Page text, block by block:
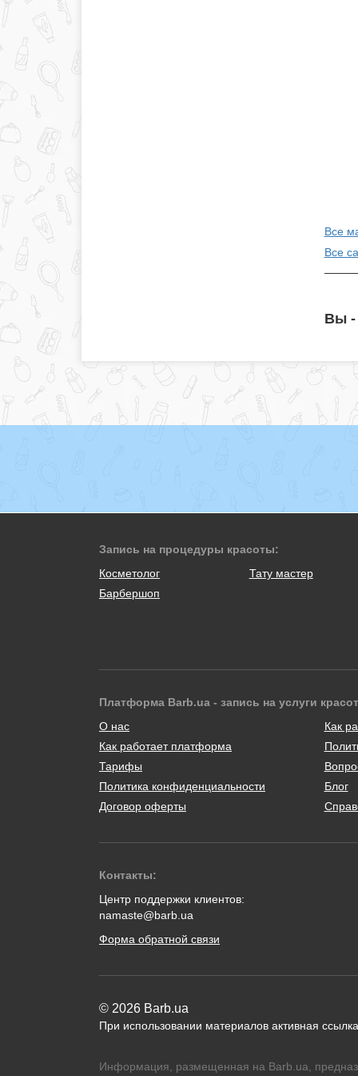
Все
Все
Вы -
Запись на процедуры красоты:
Косметолог
Тату мастер
Барбершоп
Платформа Barb.ua - запись на услуги
О нас
Как работает платформа
Тарифы
Политика конфиденциальности
Договор оферты
Как
Блог
Контакты:
Центр поддержки клиентов:
namaste@barb.ua
Форма обратной связи
© 2026 Barb.ua
При использовании материалов активная
Информация, размещенная на Barb.ua,